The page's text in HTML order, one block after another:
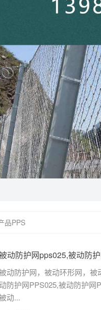
品PPS
动防护网pps025,被动防
动防护网，被动环形网，被
防护网PPS025,被动防护网
动...